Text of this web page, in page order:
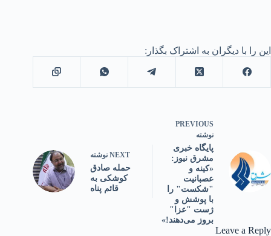
این را با دیگران به اشتراک بگذار:
PREVIOUS
نوشته
پایگاه خبری
مشرق نیوز:
«کینه و
عصبانیت
"شکست" را
با پوشش و
ژست "عزا"
بروز می‌دهند!»
NEXT نوشته
حمله صادق
کوشکی به
قائم پناه
Leave a Reply